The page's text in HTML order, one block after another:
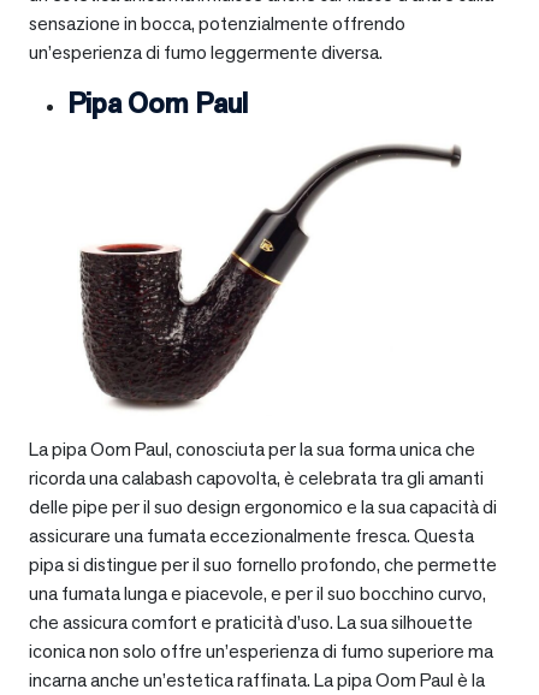
sensazione in bocca, potenzialmente offrendo
un’esperienza di fumo leggermente diversa.
Pipa Oom Paul
La pipa Oom Paul, conosciuta per la sua forma unica che
ricorda una calabash capovolta, è celebrata tra gli amanti
delle pipe per il suo design ergonomico e la sua capacità di
assicurare una fumata eccezionalmente fresca. Questa
pipa si distingue per il suo fornello profondo, che permette
una fumata lunga e piacevole, e per il suo bocchino curvo,
che assicura comfort e praticità d’uso. La sua silhouette
iconica non solo offre un’esperienza di fumo superiore ma
incarna anche un’estetica raffinata. La pipa Oom Paul è la